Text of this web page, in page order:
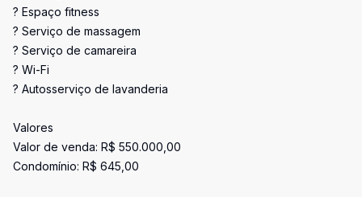
? Espaço fitness
? Serviço de massagem
? Serviço de camareira
? Wi-Fi
? Autosserviço de lavanderia
Valores
Valor de venda: R$ 550.000,00
Condomínio: R$ 645,00